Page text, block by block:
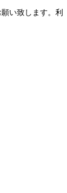
い致します。利